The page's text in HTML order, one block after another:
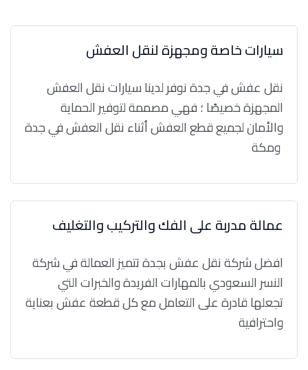
سيارات خاصة ومجهزة لنقل العفش
نقل عفش في جدة نوفر لدينا سيارات نقل العفش
المجهزة خصيصًا ؛ فهي مصممة لتوفير الحماية
والأمان لجميع قطع العفش أثناء نقل العفش في جدة
عمالة مدربة على الفك والتركيب والتغليف
افضل شركة نقل عفش بجدة تتميز العمالة في شركة
النسر السعودي بالمهارات الفريدة والخبرات التي
تجعلها قادرة على التعامل مع كل قطعة عفش بعناية
واحترافية